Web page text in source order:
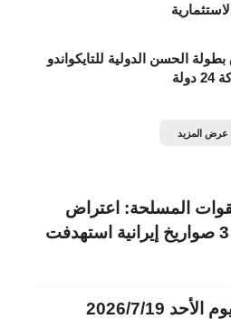
بطولة الحسن الدولية للتايكواندو
عرض المزيد
المسلحة: اعتراض
وإسقاط 3 صواريخ إيرانية استهدفت
2026/7/19